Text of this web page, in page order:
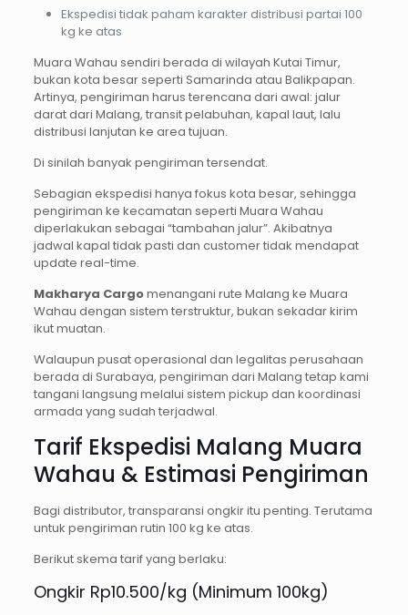
Ekspedisi tidak paham karakter distribusi partai 100
kg ke atas
Muara Wahau sendiri berada di wilayah Kutai Timur,
bukan kota besar seperti Samarinda atau Balikpapan.
Artinya, pengiriman harus terencana dari awal: jalur
darat dari Malang, transit pelabuhan, kapal laut, lalu
distribusi lanjutan ke area tujuan.
Di sinilah banyak pengiriman tersendat.
Sebagian ekspedisi hanya fokus kota besar, sehingga
pengiriman ke kecamatan seperti Muara Wahau
diperlakukan sebagai “tambahan jalur”. Akibatnya
jadwal kapal tidak pasti dan customer tidak mendapat
update real-time.
Makharya Cargomenangani rute Malang ke Muara
Wahau dengan sistem terstruktur, bukan sekadar kirim
ikut muatan.
Walaupun pusat operasional dan legalitas perusahaan
berada di Surabaya, pengiriman dari Malang tetap kami
tangani langsung melalui sistem pickup dan koordinasi
armada yang sudah terjadwal.
Tarif Ekspedisi Malang Muara
Wahau & Estimasi Pengiriman
Bagi distributor, transparansi ongkir itu penting. Terutama
untuk pengiriman rutin 100 kg ke atas.
Berikut skema tarif yang berlaku:
Ongkir Rp10.500/kg (Minimum 100kg)